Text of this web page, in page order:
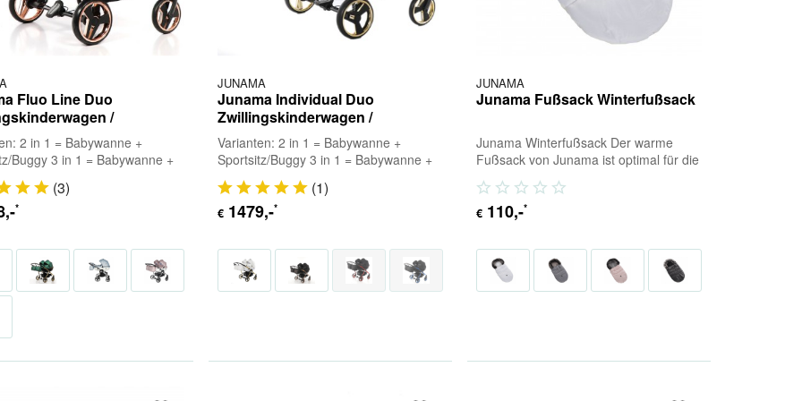
Fluo Line Duo
/
2 in 1 = Babywanne +
Buggy 3 in 1 = Babywanne +
Buggy + Babyschale (inkl.
4...
(3)
,-*
JUNAMA
Junama Individual Duo
Zwillingskinderwagen /
Geschwisterkinderwagen
Varianten: 2 in 1 = Babywanne +
Sportsitz/Buggy 3 in 1 = Babywanne +
Sportsitz/Buggy + Babyschale (inkl.
Adapter) 4...
(1)
€ 1479,-*
JUNAMA
Junama Fußsack Winterfußsack
Junama Winterfußsack Der warme
Fußsack von Junama ist optimal für die
Schnee,...
€ 110,-*